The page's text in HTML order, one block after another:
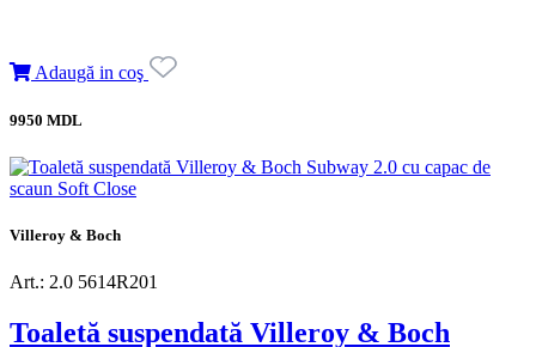
Adaugă in coş
9950 MDL
Villeroy & Boch
Art.: 2.0 5614R201
Toaletă suspendată Villeroy & Boch